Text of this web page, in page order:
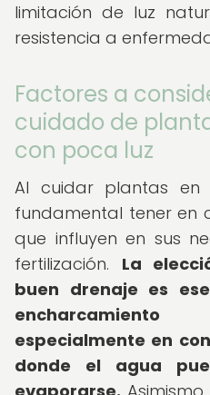
limitación de luz
resistencia a
Factores a
cuidado de
con poca luz
Al cuidar plantas en
fundamental tener en
que influyen en sus
fertilización. La
buen drenaje es
especialmente en
donde el agua